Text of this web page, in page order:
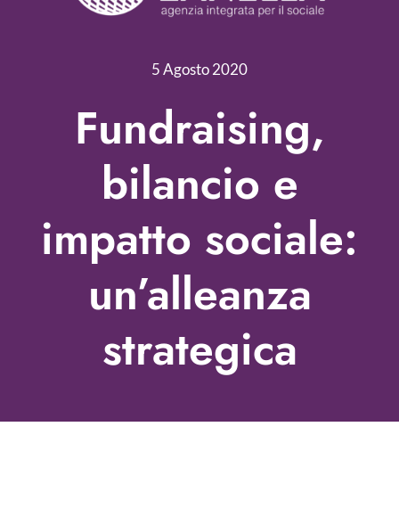
Servizi
Nonprofit Blog
Fundraising Academy
Multimedia
Come contattarci
5 Agosto 2020
Fundraising,
bilancio e
impatto sociale:
un’alleanza
strategica